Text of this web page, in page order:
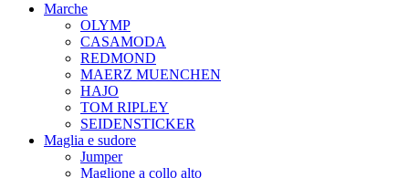
Marche
OLYMP
CASAMODA
REDMOND
MAERZ MUENCHEN
HAJO
TOM RIPLEY
SEIDENSTICKER
Maglia e sudore
Jumper
Maglione a collo alto